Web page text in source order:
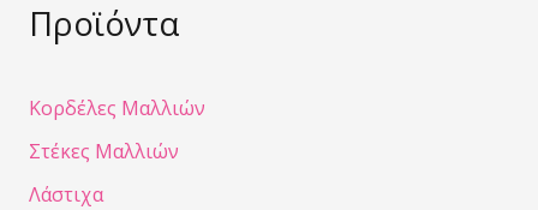
Προϊόντα
Κορδέλες Μαλλιών
Στέκες Μαλλιών
Λάστιχα